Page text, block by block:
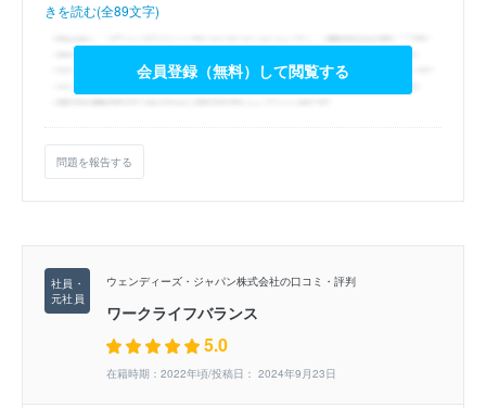
きを読む(全89文字)
会員登録（無料）して閲覧する
問題を報告する
ウェンディーズ・ジャパン株式会社の口コミ・評判
ワークライフバランス
5.0
在籍時期：2022年頃/投稿日： 2024年9月23日